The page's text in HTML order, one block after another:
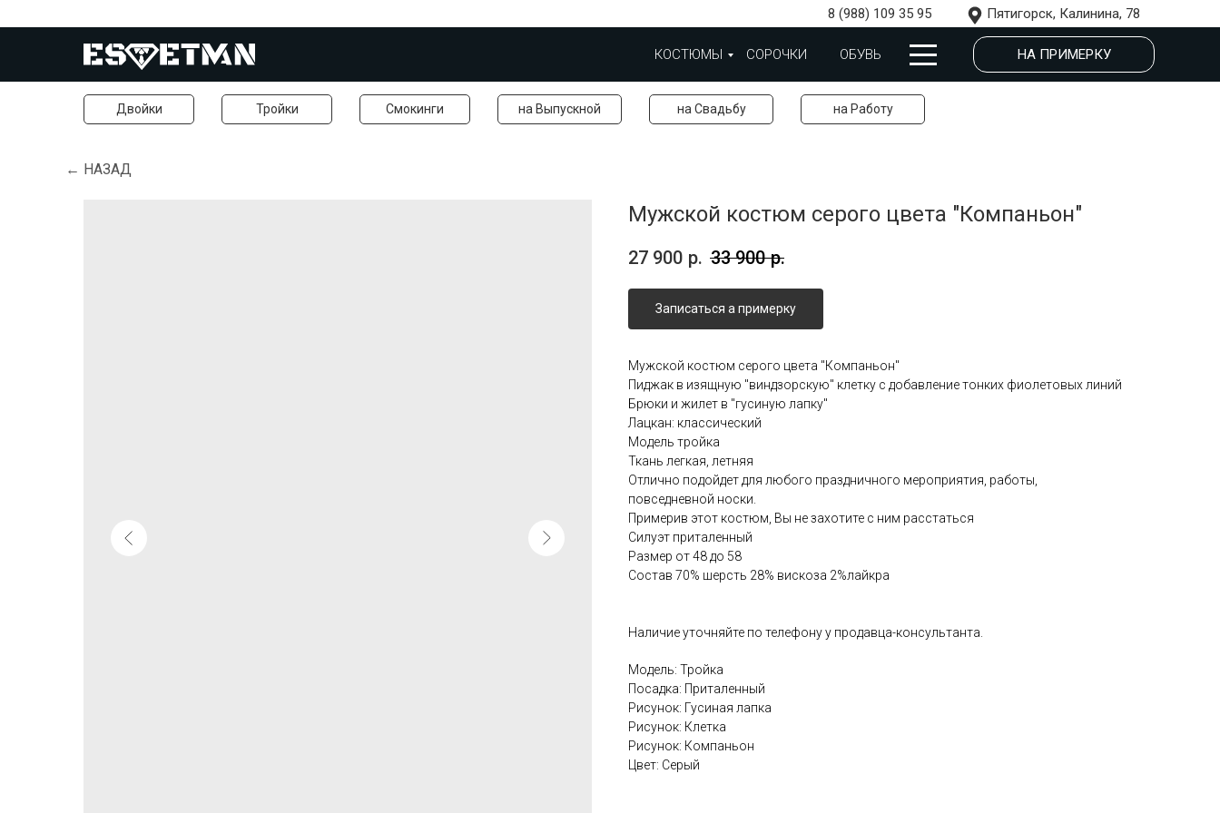
8 (988) 109 35 95 Пятигорск, Калинина, 78
КОСТЮМЫ СОРОЧКИ ОБУВЬ НА ПРИМЕРКУ
Двойки Тройки Смокинги на Выпускной на Свадьбу на Работу
← НАЗАД
Мужской костюм серого цвета "Компаньон"
27 900 р. 33 900 р.
Записаться а примерку
Мужской костюм серого цвета "Компаньон"
Пиджак в изящную "виндзорскую" клетку с добавление тонких фиолетовых линий
Брюки и жилет в "гусиную лапку"
Лацкан: классический
Модель тройка
Ткань легкая, летняя
Отлично подойдет для любого праздничного мероприятия, работы,
повседневной носки.
Примерив этот костюм, Вы не захотите с ним расстаться
Силуэт приталенный
Размер от 48 до 58
Состав 70% шерсть 28% вискоза 2%лайкра
Наличие уточняйте по телефону у продавца-консультанта.
Модель: Тройка
Посадка: Приталенный
Рисунок: Гусиная лапка
Рисунок: Клетка
Рисунок: Компаньон
Цвет: Серый